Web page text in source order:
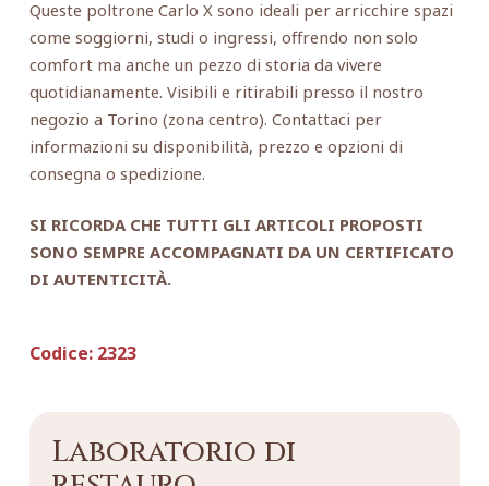
Queste poltrone Carlo X sono ideali per arricchire spazi
come soggiorni, studi o ingressi, offrendo non solo
comfort ma anche un pezzo di storia da vivere
quotidianamente. Visibili e ritirabili presso il nostro
negozio a Torino (zona centro). Contattaci per
informazioni su disponibilità, prezzo e opzioni di
consegna o spedizione.
SI RICORDA CHE TUTTI GLI ARTICOLI PROPOSTI
SONO SEMPRE ACCOMPAGNATI DA UN CERTIFICATO
DI AUTENTICITÀ.
Codice:2323
Laboratorio di